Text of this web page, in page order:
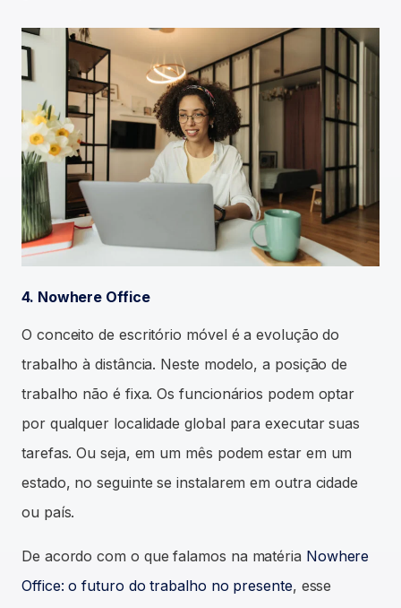
4. Nowhere Office
O conceito de escritório móvel é a evolução do
trabalho à distância. Neste modelo, a posição de
trabalho não é fixa. Os funcionários podem optar
por qualquer localidade global para executar suas
tarefas. Ou seja, em um mês podem estar em um
estado, no seguinte se instalarem em outra cidade
ou país.
De acordo com o que falamos na matéria Nowhere
Office: o futuro do trabalho no presente, esse